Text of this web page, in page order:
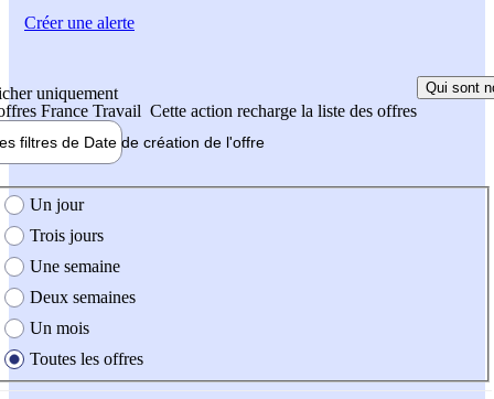
uniquement
France Travail Cette action recharge la liste des offres
Qui sont
filtres de Date de création de l'offre
création de l'offre
Un jour
Trois jours
Une semaine
Deux semaines
Un mois
Toutes les offres
Créer une alerte